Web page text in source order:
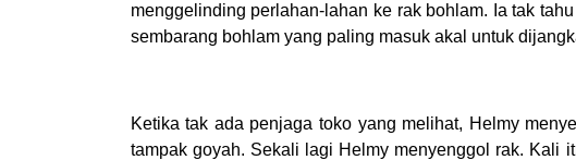
menggelinding perlahan-lahan ke rak bohlam. Ia tak
sembarang bohlam yang paling masuk akal untuk
Ketika tak ada penjaga toko yang melihat, Helmy
tampak goyah. Sekali lagi Helmy menyenggol rak. Kali